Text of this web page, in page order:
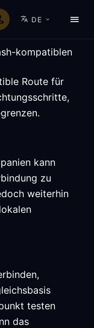
DE
kompatiblen
Route für
kann
zu
weiterhin
testen
das